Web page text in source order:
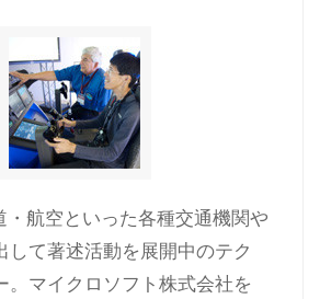
・航空といった各種交通機関や
して著述活動を展開中のテク
。マイクロソフト株式会社を